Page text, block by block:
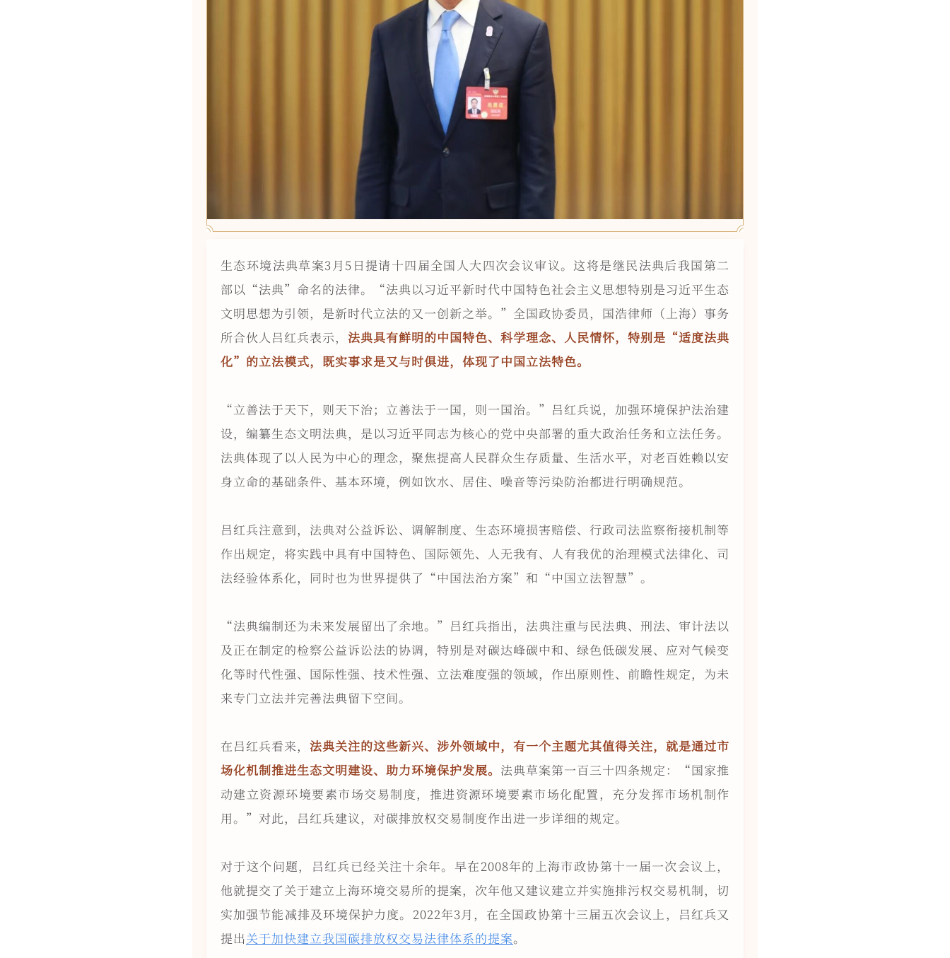
生态环境法典草案3月5日提请十四届全国人大四次会议审议。这将是继民法典后我国第二
部以“法典”命名的法律。“法典以习近平新时代中国特色社会主义思想特别是习近平生态
文明思想为引领，是新时代立法的又一创新之举。”全国政协委员，国浩律师（上海）事务
所合伙人吕红兵表示， 法典具有鲜明的中国特色、科学理念、人民情怀，特别是“适度法典
化”的立法模式，既实事求是又与时俱进，体现了中国立法特色。
“立善法于天下，则天下治；立善法于一国，则一国治。”吕红兵说，加强环境保护法治建
设，编纂生态文明法典，是以习近平同志为核心的党中央部署的重大政治任务和立法任务。
法典体现了以人民为中心的理念，聚焦提高人民群众生存质量、生活水平，对老百姓赖以安
身立命的基础条件、基本环境，例如饮水、居住、噪音等污染防治都进行明确规范。
吕红兵注意到，法典对公益诉讼、调解制度、生态环境损害赔偿、行政司法监察衔接机制等
作出规定，将实践中具有中国特色、国际领先、人无我有、人有我优的治理模式法律化、司
法经验体系化，同时也为世界提供了“中国法治方案”和“中国立法智慧”。
“法典编制还为未来发展留出了余地。”吕红兵指出，法典注重与民法典、刑法、审计法以
及正在制定的检察公益诉讼法的协调，特别是对碳达峰碳中和、绿色低碳发展、应对气候变
化等时代性强、国际性强、技术性强、立法难度强的领域，作出原则性、前瞻性规定，为未
来专门立法并完善法典留下空间。
在吕红兵看来， 法典关注的这些新兴、涉外领域中，有一个主题尤其值得关注，就是通过市
场化机制推进生态文明建设、助力环境保护发展。 法典草案第一百三十四条规定：“国家推
动建立资源环境要素市场交易制度，推进资源环境要素市场化配置，充分发挥市场机制作
用。”对此，吕红兵建议，对碳排放权交易制度作出进一步详细的规定。
对于这个问题，吕红兵已经关注十余年。早在2008年的上海市政协第十一届一次会议上，
他就提交了关于建立上海环境交易所的提案，次年他又建议建立并实施排污权交易机制，切
实加强节能减排及环境保护力度。2022年3月，在全国政协第十三届五次会议上，吕红兵又
提出关于加快建立我国碳排放权交易法律体系的提案。